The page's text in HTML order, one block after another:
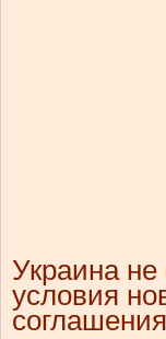
Украина
условия